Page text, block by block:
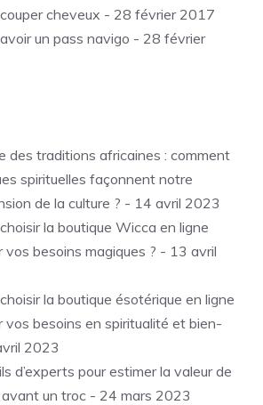
cheveux - 28 février 2017
un pass navigo - 28 février
des traditions africaines : comment
spirituelles façonnent notre
de la culture ? - 14 avril 2023
la boutique Wicca en ligne
vos besoins magiques ? - 13 avril
la boutique ésotérique en ligne
vos besoins en spiritualité et bien-
2023
d’experts pour estimer la valeur de
un troc - 24 mars 2023